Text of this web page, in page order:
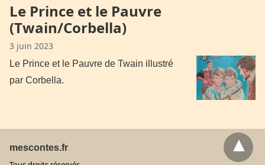
Le Prince et le Pauvre
(Twain/Corbella)
3 juin 2023
Le Prince et le Pauvre de Twain illustré
par Corbella.
mescontes.fr